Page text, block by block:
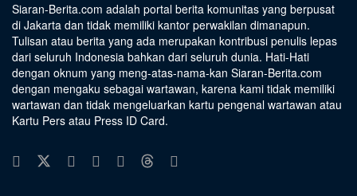
Siaran-Berita.com adalah portal berita komunitas yang berpusat
di Jakarta dan tidak memiliki kantor perwakilan dimanapun.
Tulisan atau berita yang ada merupakan kontribusi penulis lepas
dari seluruh Indonesia bahkan dari seluruh dunia. Hati-Hati
dengan oknum yang meng-atas-nama-kan Siaran-Berita.com
dengan mengaku sebagai wartawan, karena kami tidak memiliki
wartawan dan tidak mengeluarkan kartu pengenal wartawan atau
Kartu Pers atau Press ID Card.